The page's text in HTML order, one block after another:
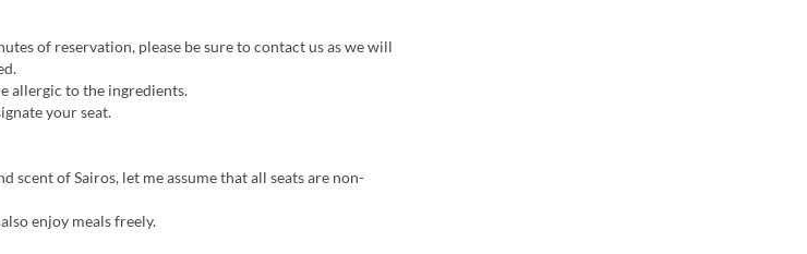
of reservation, please be sure to contact us as we will
allergic to the ingredients.
your seat.
scent of Sairos, let me assume that all seats are non-
enjoy meals freely.